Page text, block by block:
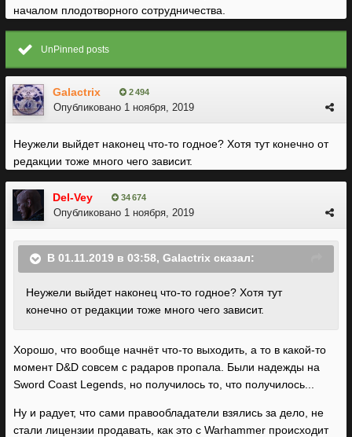
началом плодотворного сотрудничества.
UnPinned posts
Galactrix 2 494
Опубликовано 1 ноября, 2019
Неужели выйдет наконец что-то годное? Хотя тут конечно от
редакции тоже много чего зависит.
Del-Vey 34 674
Опубликовано 1 ноября, 2019
В 01.11.2019 в 03:58, Galactrix сказал:
Неужели выйдет наконец что-то годное? Хотя тут
конечно от редакции тоже много чего зависит.
Хорошо, что вообще начнёт что-то выходить, а то в какой-то
момент D&D совсем с радаров пропала. Были надежды на
Sword Coast Legends, но получилось то, что получилось...
Ну и радует, что сами правообладатели взялись за дело, не
стали лицензии продавать, как это с Warhammer происходит